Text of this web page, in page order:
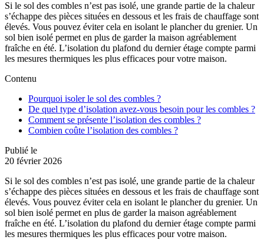
Si le sol des combles n’est pas isolé, une grande partie de la chaleur
s’échappe des pièces situées en dessous et les frais de chauffage sont
élevés. Vous pouvez éviter cela en isolant le plancher du grenier. Un
sol bien isolé permet en plus de garder la maison agréablement
fraîche en été. L’isolation du plafond du dernier étage compte parmi
les mesures thermiques les plus efficaces pour votre maison.
Contenu
Pourquoi isoler le sol des combles ?
De quel type d’isolation avez-vous besoin pour les combles ?
Comment se présente l’isolation des combles ?
Combien coûte l’isolation des combles ?
Publié le
20 février 2026
Si le sol des combles n’est pas isolé, une grande partie de la chaleur
s’échappe des pièces situées en dessous et les frais de chauffage sont
élevés. Vous pouvez éviter cela en isolant le plancher du grenier. Un
sol bien isolé permet en plus de garder la maison agréablement
fraîche en été. L’isolation du plafond du dernier étage compte parmi
les mesures thermiques les plus efficaces pour votre maison.